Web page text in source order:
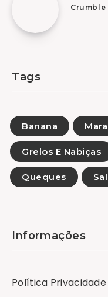
Crumble
Tags
Banana
Grelos E Nabiças
Queques
Informações
Política Privacidade